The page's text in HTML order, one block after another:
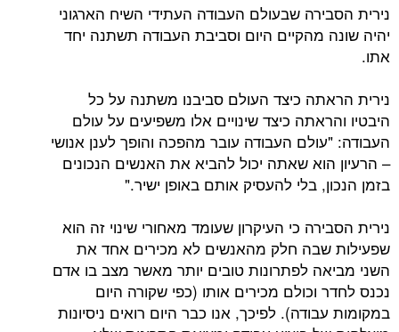
נירית הסבירה שבעולם העבודה העתידי השיח הארגוני
יהיה שונה מהקיים היום וסביבת העבודה תשתנה יחד
אתו.
נירית הראתה כיצד העולם סביבנו משתנה על כל
היבטיו והראתה כיצד שינויים אלו משפיעים על עולם
העבודה: "עולם העבודה עובר מהפכה והופך לענן אנושי
– הרעיון הוא שאתה יכול להביא את האנשים הנכונים
בזמן הנכון, בלי להעסיק אותם באופן ישיר."
נירית הסבירה כי העיקרון שעומד מאחורי שינוי זה הוא
שפעילות שבה חלק מהאנשים לא מכירים אחד את
השני מביאה לפתרונות טובים יותר מאשר מצב בו אדם
נכנס לחדר וכולם מכירים אותו (כפי שקורה היום
במקומות עבודה). לפיכך, אנו כבר היום רואים ניסיונות